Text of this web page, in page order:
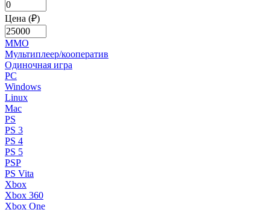
Цена (₽)
MMO
Мультиплеер/кооператив
Одиночная игра
PC
Windows
Linux
Mac
PS
PS 3
PS 4
PS 5
PSP
PS Vita
Xbox
Xbox 360
Xbox One